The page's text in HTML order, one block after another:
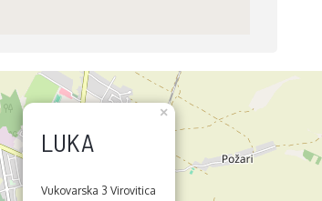
LUKA
Vukovarska 3 Virovitica
×